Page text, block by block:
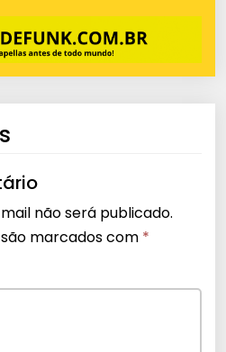
não será publicado.
marcados com *